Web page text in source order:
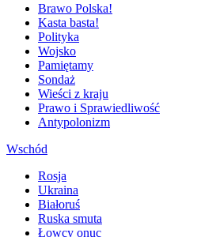
Brawo Polska!
Kasta basta!
Polityka
Wojsko
Pamiętamy
Sondaż
Wieści z kraju
Prawo i Sprawiedliwość
Antypolonizm
Wschód
Rosja
Ukraina
Białoruś
Ruska smuta
Łowcy onuc